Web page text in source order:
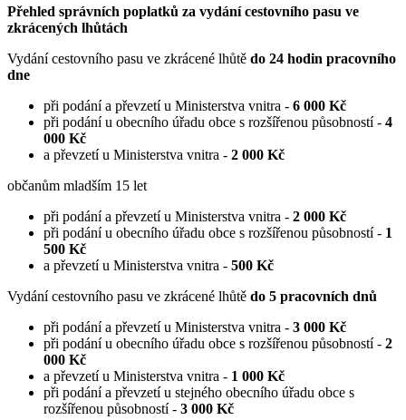
Přehled správních poplatků za vydání cestovního pasu ve
zkrácených lhůtách
Vydání cestovního pasu ve zkrácené lhůtě do 24 hodin pracovního
dne
při podání a převzetí u Ministerstva vnitra - 6 000 Kč
při podání u obecního úřadu obce s rozšířenou působností - 4
000 Kč
a převzetí u Ministerstva vnitra - 2 000 Kč
občanům mladším 15 let
při podání a převzetí u Ministerstva vnitra - 2 000 Kč
při podání u obecního úřadu obce s rozšířenou působností - 1
500 Kč
a převzetí u Ministerstva vnitra - 500 Kč
Vydání cestovního pasu ve zkrácené lhůtě do 5 pracovních dnů
při podání a převzetí u Ministerstva vnitra - 3 000 Kč
při podání u obecního úřadu obce s rozšířenou působností - 2
000 Kč
a převzetí u Ministerstva vnitra - 1 000 Kč
při podání a převzetí u stejného obecního úřadu obce s
rozšířenou působností - 3 000 Kč